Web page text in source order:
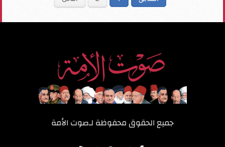
جميع الحقوق محفوظة لـصوت الأمة